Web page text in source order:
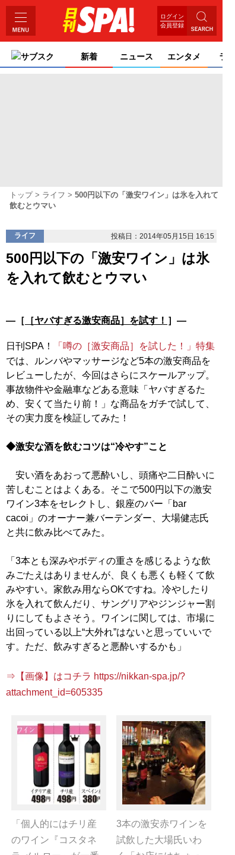
ログイン
会員登録
サブスク 新着 ニュース エンタメ ライ
トップ ライフ
500円以下の「激安ワイン」は氷を入れて
飲むとウマい
ライフ 投稿日：2014年05月15日 16:15
500円以下の「激安ワイン」は氷
を入れて飲むとウマい
―［ ［ヤバすぎる激安商品］を試す！ ］―
日刊SPA！
「噂の［激安商品］を試した！」特集
では、ルンバやマッサージなど5本の激安商品を
レビューしたが、今回はさらにスケールアップ。
事故物件や金融車などある意味「ヤバすぎるた
め、安くて当たり前！」な商品をガチで試して、
その実力度を検証してみた！
◆激安な酒を飲むコツは“冷やす”こと
安い酒をあおって悪酔いし、頭痛や二日酔いに
苦しむことはよくある。そこで500円以下の激安
ワイン3本をセレクトし、銀座のバー「bar
cacoi」のオーナー兼バーテンダー、大場健志氏
と共に飲み比べてみた。
「3本とも深みやボディの重さを感じるような飲
みごたえはありませんが、良くも悪くも軽くて飲
みやすい。家飲み用ならOKですね。冷やしたり
氷を入れて飲んだり、サングリアやジンジャー割
りにしてもよさそう。ワインに関しては、市場に
出回っている以上“大外れ”はないと思っていいで
す。ただ、飲みすぎると悪酔いするかも」
⇒【画像】はコチラ https://nikkan-spa.jp/?
attachment_id=605335
「個人的にはチリ産
のワイン『コスタネ
3本の激安赤ワインを
試飲した大場氏いわ